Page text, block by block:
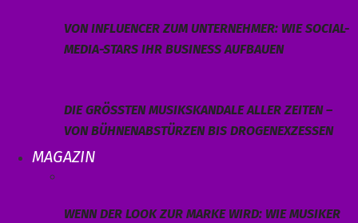
VON INFLUENCER ZUM UNTERNEHMER: WIE SOCIAL-
MEDIA-STARS IHR BUSINESS AUFBAUEN
DIE GRÖSSTEN MUSIKSKANDALE ALLER ZEITEN – V
ON BÜHNENABSTÜRZEN BIS DROGENEXZESSEN
MAGAZIN
WENN DER LOOK ZUR MARKE WIRD: WIE MUSIKER